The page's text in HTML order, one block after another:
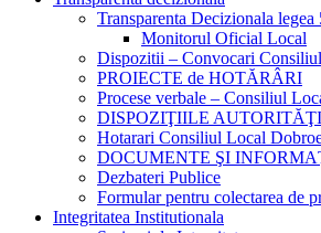
Transparenta Decizionala legea
Monitorul Oficial Local
Dispozitii – Convocari
PROIECTE de HOTĂRÂRI
Procese verbale – Consiliul
DISPOZIŢIILE
Hotarari Consiliul Local
DOCUMENTE ŞI
Dezbateri Publice
Formular pentru colectarea de
Integritatea Institutionala